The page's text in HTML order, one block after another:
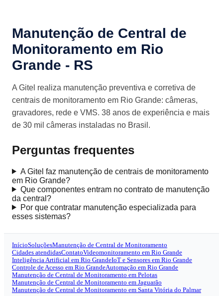
Manutenção de Central de
Monitoramento em Rio
Grande - RS
A Gitel realiza manutenção preventiva e corretiva de
centrais de monitoramento em Rio Grande: câmeras,
gravadores, rede e VMS. 38 anos de experiência e mais
de 30 mil câmeras instaladas no Brasil.
Perguntas frequentes
A Gitel faz manutenção de centrais de monitoramento
em Rio Grande?
Que componentes entram no contrato de manutenção
da central?
Por que contratar manutenção especializada para
esses sistemas?
InícioSoluçõesManutenção de Central de Monitoramento
Cidades atendidasContatoVideomonitoramento em Rio Grande
Inteligência Artificial em Rio GrandeIoT e Sensores em Rio Grande
Controle de Acesso em Rio GrandeAutomação em Rio Grande
Manutenção de Central de Monitoramento em Pelotas
Manutenção de Central de Monitoramento em Jaguarão
Manutenção de Central de Monitoramento em Santa Vitória do Palmar